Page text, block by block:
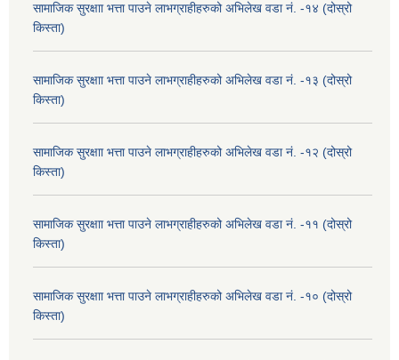
सामाजिक सुरक्षाा भत्ता पाउने लाभग्राहीहरुको अभिलेख वडा नं. -१४ (दोस्रो
किस्ता)
सामाजिक सुरक्षाा भत्ता पाउने लाभग्राहीहरुको अभिलेख वडा नं. -१३ (दोस्रो
किस्ता)
सामाजिक सुरक्षाा भत्ता पाउने लाभग्राहीहरुको अभिलेख वडा नं. -१२ (दोस्रो
किस्ता)
सामाजिक सुरक्षाा भत्ता पाउने लाभग्राहीहरुको अभिलेख वडा नं. -११ (दोस्रो
किस्ता)
सामाजिक सुरक्षाा भत्ता पाउने लाभग्राहीहरुको अभिलेख वडा नं. -१० (दोस्रो
किस्ता)